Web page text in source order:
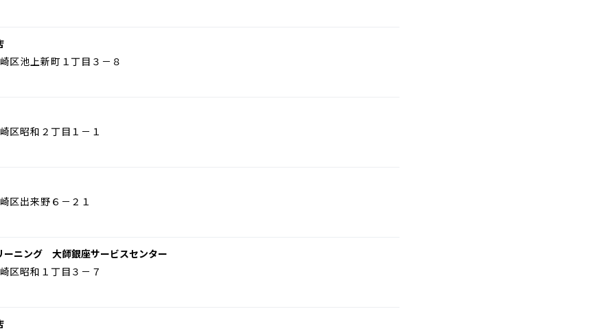
区池上新町１丁目３－８
区昭和２丁目１－１
区出来野６－２１
ーニング 大師銀座サービスセンター
区昭和１丁目３－７